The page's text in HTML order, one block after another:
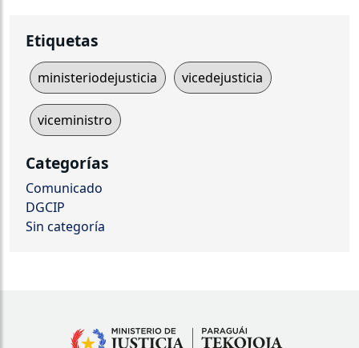
Etiquetas
ministeriodejusticia vicedejusticia
viceministro
Categorías
Comunicado
DGCIP
Sin categoría